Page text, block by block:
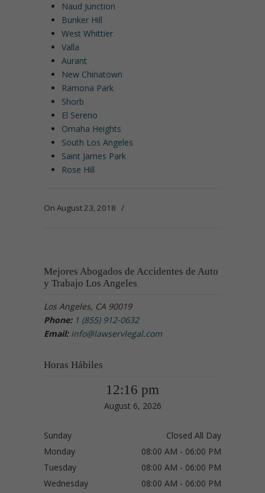
Naud Junction
Bunker Hill
West Whittier
Valla
Aurant
New Chinatown
Ramona Park
Shorb
El Sereno
Omaha Heights
South Los Angeles
Saint James Park
Rose Hill
On August 23, 2018 /
Mejores Abogados de Accidentes de Auto
y Trabajo Los Angeles
Los Angeles, CA 90019
Phone: 1 (855) 912-0632
Email: info@lawservlegal.com
Horas Hábiles
12:16 pm
August 6, 2026
Sunday
Closed All Day
Monday
08:00 AM - 06:00 PM
Tuesday
08:00 AM - 06:00 PM
Wednesday
08:00 AM - 06:00 PM